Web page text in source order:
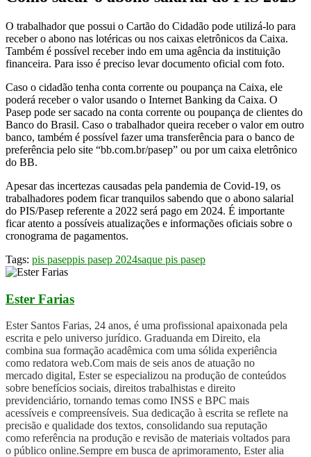
O trabalhador que possui o Cartão do Cidadão pode utilizá-lo para
receber o abono nas lotéricas ou nos caixas eletrônicos da Caixa.
Também é possível receber indo em uma agência da instituição
financeira. Para isso é preciso levar documento oficial com foto.
Caso o cidadão tenha conta corrente ou poupança na Caixa, ele
poderá receber o valor usando o Internet Banking da Caixa. O
Pasep pode ser sacado na conta corrente ou poupança de clientes do
Banco do Brasil. Caso o trabalhador queira receber o valor em outro
banco, também é possível fazer uma transferência para o banco de
preferência pelo site “bb.com.br/pasep” ou por um caixa eletrônico
do BB.
Apesar das incertezas causadas pela pandemia de Covid-19, os
trabalhadores podem ficar tranquilos sabendo que o abono salarial
do PIS/Pasep referente a 2022 será pago em 2024. É importante
ficar atento a possíveis atualizações e informações oficiais sobre o
cronograma de pagamentos.
Tags: pis paseppis pasep 2024saque pis pasep
Ester Farias
Ester Santos Farias, 24 anos, é uma profissional apaixonada pela
escrita e pelo universo jurídico. Graduanda em Direito, ela
combina sua formação acadêmica com uma sólida experiência
como redatora web.Com mais de seis anos de atuação no
mercado digital, Ester se especializou na produção de conteúdos
sobre benefícios sociais, direitos trabalhistas e direito
previdenciário, tornando temas como INSS e BPC mais
acessíveis e compreensíveis. Sua dedicação à escrita se reflete na
precisão e qualidade dos textos, consolidando sua reputação
como referência na produção e revisão de materiais voltados para
o público online.Sempre em busca de aprimoramento, Ester alia